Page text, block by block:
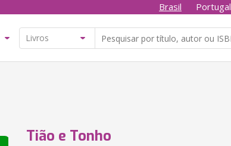
Brasil Portugal
Tião e Tonho